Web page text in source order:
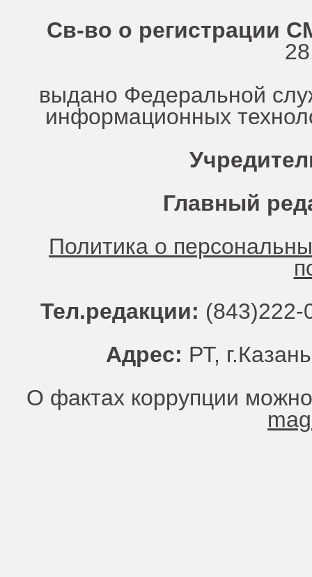
Св-во о регистрации
выдано Федеральной
информационных
Главный
Политика о
Тел.редакции:
Адрес: РТ,
О фактах коррупции